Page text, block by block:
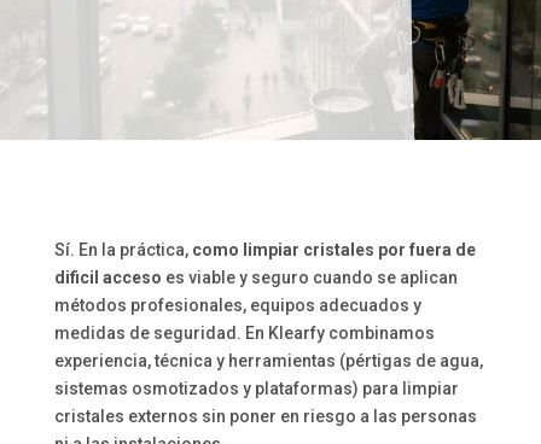
Sí. En la práctica, como limpiar cristales por fuera de
dificil acceso es viable y seguro cuando se aplican
métodos profesionales, equipos adecuados y
medidas de seguridad. En Klearfy combinamos
experiencia, técnica y herramientas (pértigas de agua,
sistemas osmotizados y plataformas) para limpiar
cristales externos sin poner en riesgo a las personas